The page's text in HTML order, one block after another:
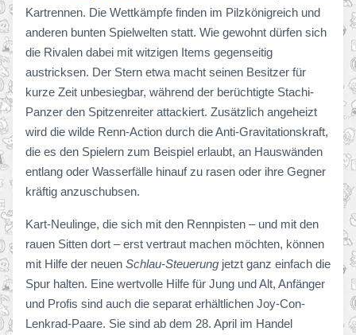
Kartrennen. Die Wettkämpfe finden im Pilzkönigreich und
anderen bunten Spielwelten statt. Wie gewohnt dürfen sich
die Rivalen dabei mit witzigen Items gegenseitig
austricksen. Der Stern etwa macht seinen Besitzer für
kurze Zeit unbesiegbar, während der berüchtigte Stachi-
Panzer den Spitzenreiter attackiert. Zusätzlich angeheizt
wird die wilde Renn-Action durch die Anti-Gravitationskraft,
die es den Spielern zum Beispiel erlaubt, an Hauswänden
entlang oder Wasserfälle hinauf zu rasen oder ihre Gegner
kräftig anzuschubsen.
Kart-Neulinge, die sich mit den Rennpisten – und mit den
rauen Sitten dort – erst vertraut machen möchten, können
mit Hilfe der neuen Schlau-Steuerung jetzt ganz einfach die
Spur halten. Eine wertvolle Hilfe für Jung und Alt, Anfänger
und Profis sind auch die separat erhältlichen Joy-Con-
Lenkrad-Paare. Sie sind ab dem 28. April im Handel